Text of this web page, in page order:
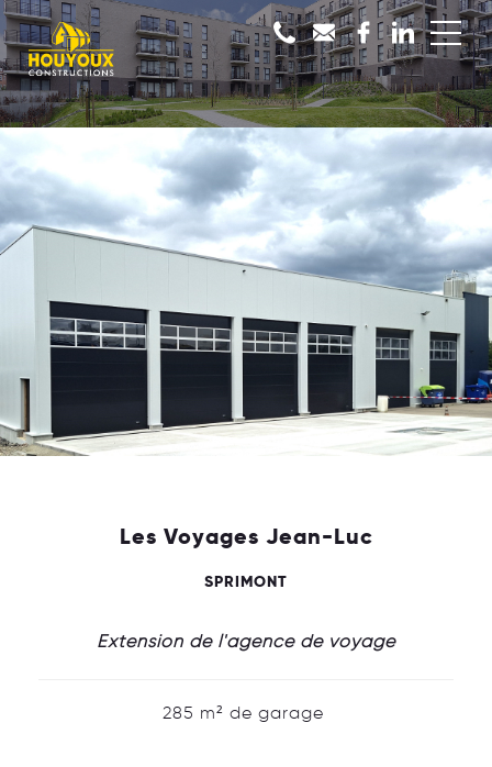
Les Voyages Jean-Luc
SPRIMONT
Extension de l'agence de voyage
285 m² de garage